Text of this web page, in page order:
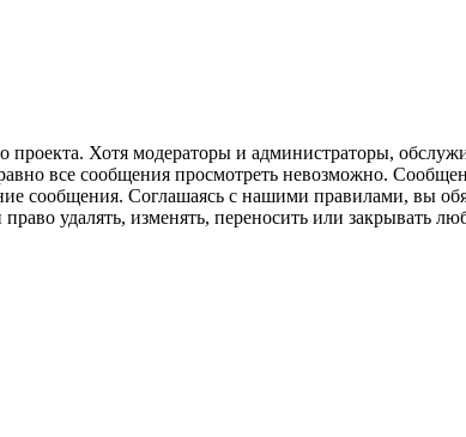
проекта. Хотя модераторы и администраторы,
все сообщения просмотреть невозможно.
сообщения. Соглашаясь с нашими правилами, вы
удалять, изменять, переносить или закрывать